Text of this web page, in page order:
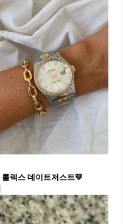
롤렉스 데이트저스트💛